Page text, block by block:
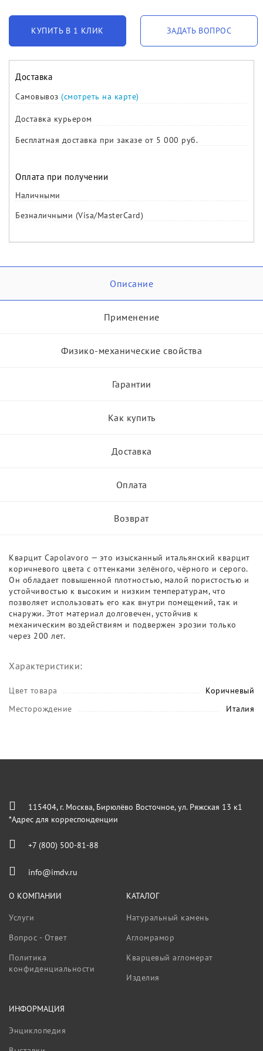
КУПИТЬ В 1 КЛИК ЗАДАТЬ ВОПРОС
Доставка
Самовывоз (смотреть на карте)
Доставка курьером
Бесплатная доставка при заказе от 5 000 руб.
Оплата при получении
Наличными
Безналичными (Visa/MasterCard)
Описание
Применение
Физико-механические свойства
Гарантии
Как купить
Доставка
Оплата
Возврат
Кварцит Capolavoro — это изысканный итальянский кварцит
коричневого цвета с оттенками зелёного, чёрного и серого.
Он обладает повышенной плотностью, малой пористостью и
устойчивостью к высоким и низким температурам, что
позволяет использовать его как внутри помещений, так и
снаружи. Этот материал долговечен, устойчив к
механическим воздействиям и подвержен эрозии только
через 200 лет.
Характеристики:
Цвет товара
Коричневый
Месторождение
Италия
115404, г. Москва, Бирюлёво Восточное, ул. Ряжская 13 к1
*Адрес для корреспонденции
+7 (800) 500-81-88
info@imdv.ru
О КОМПАНИИ
Услуги
Вопрос - Ответ
Политика
конфиденциальности
КАТАЛОГ
Натуральный камень
Агломрамор
Кварцевый агломерат
Изделия
ИНФОРМАЦИЯ
Энциклопедия